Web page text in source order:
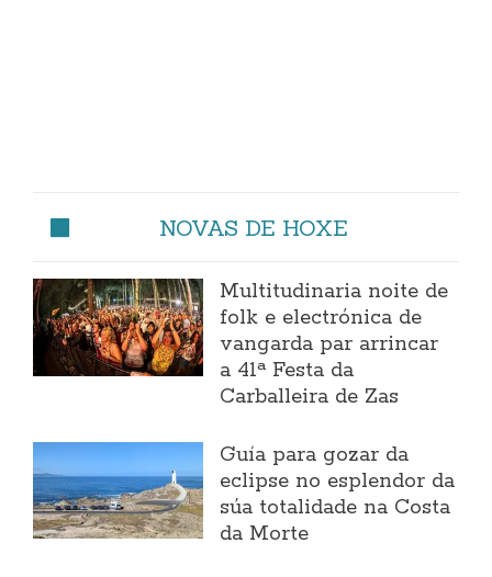
NOVAS DE HOXE
Multitudinaria noite de
folk e electrónica de
vangarda par arrincar
a 41ª Festa da
Carballeira de Zas
Guía para gozar da
eclipse no esplendor da
súa totalidade na Costa
da Morte